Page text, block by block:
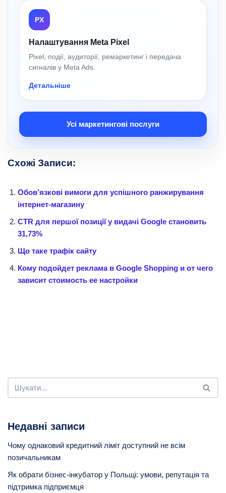
PX
Налаштування Meta Pixel
Pixel, події, аудиторії, ремаркетинг і передача
сигналів у Meta Ads.
Детальніше
Усі маркетингові послуги
Схожі Записи:
Обов’язкові вимоги для успішного ранжирування
інтернет-магазину
CTR для першої позиції у видачі Google становить
31,73%
Що таке трафік сайту
Кому подойдет реклама в Google Shopping и от чего
зависит стоимость ее настройки
Недавні записи
Чому однаковий кредитний ліміт доступний не всім
позичальникам
Як обрати бізнес-інкубатор у Польщі: умови, репутація та
підтримка підприємця